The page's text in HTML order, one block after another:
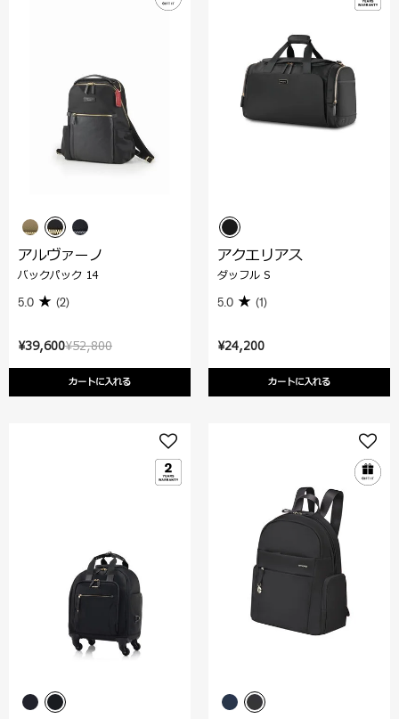
¥52,800
¥39,600
カートに入れる
アルヴァーノ
バックパック 14
5.0 (2)
¥24,200
カートに入れる
アクエリアス
ダッフル S
5.0 (1)